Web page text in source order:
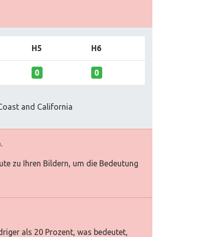
H5 H6
0 0
and California
zu Ihren Bildern, um die Bedeutung
als 20 Prozent, was bedeutet,